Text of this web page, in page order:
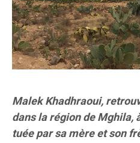
Malek Khadhraoui,
dans la région de Mghila,
tuée par sa mère et son